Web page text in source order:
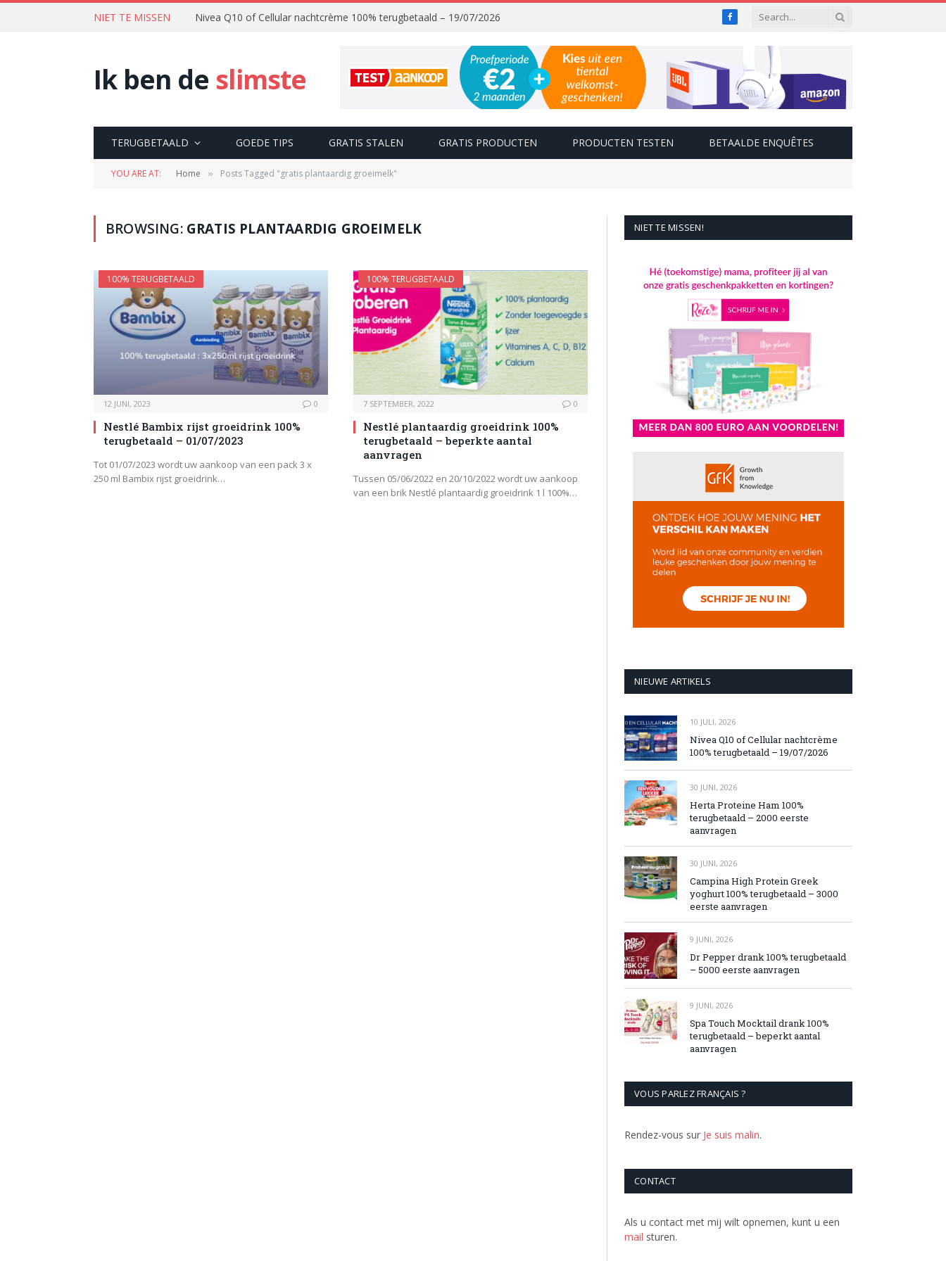
NIET TE MISSEN Nivea Q10 of Cellular nachtcrème 100% terugbetaald – 19/07/2026 Facebook
Ik ben de slimste
TERUGBETAALD GOEDE TIPS GRATIS STALEN GRATIS PRODUCTEN PRODUCTEN TESTEN BETAALDE ENQUÊTES
YOU ARE AT: Home » Posts Tagged "gratis plantaardig groeimelk"
BROWSING: GRATIS PLANTAARDIG GROEIMELK
100% TERUGBETAALD
12 JUNI, 2023 0
Nestlé Bambix rijst groeidrink 100%
terugbetaald – 01/07/2023
Tot 01/07/2023 wordt uw aankoop van een pack 3 x
250 ml Bambix rijst groeidrink…
100% TERUGBETAALD
7 SEPTEMBER, 2022 0
Nestlé plantaardig groeidrink 100%
terugbetaald – beperkte aantal
aanvragen
Tussen 05/06/2022 en 20/10/2022 wordt uw aankoop
van een brik Nestlé plantaardig groeidrink 1 l 100%…
NIET TE MISSEN!
NIEUWE ARTIKELS
10 JULI, 2026
Nivea Q10 of Cellular nachtcrème
100% terugbetaald – 19/07/2026
30 JUNI, 2026
Herta Proteine Ham 100%
terugbetaald – 2000 eerste
aanvragen
30 JUNI, 2026
Campina High Protein Greek
yoghurt 100% terugbetaald – 3000
eerste aanvragen
9 JUNI, 2026
Dr Pepper drank 100% terugbetaald
– 5000 eerste aanvragen
9 JUNI, 2026
Spa Touch Mocktail drank 100%
terugbetaald – beperkt aantal
aanvragen
VOUS PARLEZ FRANÇAIS ?
Rendez-vous sur Je suis malin.
CONTACT
Als u contact met mij wilt opnemen, kunt u een
mail sturen.